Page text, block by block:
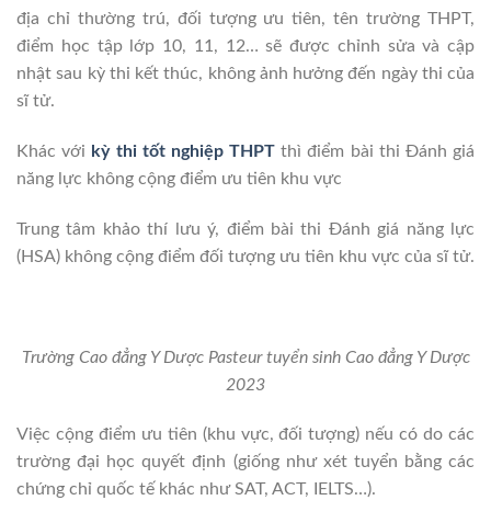
địa chỉ thường trú, đối tượng ưu tiên, tên trường THPT,
điểm học tập lớp 10, 11, 12… sẽ được chỉnh sửa và cập
nhật sau kỳ thi kết thúc, không ảnh hưởng đến ngày thi của
sĩ tử.
Khác với kỳ thi tốt nghiệp THPT thì điểm bài thi Đánh giá
năng lực không cộng điểm ưu tiên khu vực
Trung tâm khảo thí lưu ý, điểm bài thi Đánh giá năng lực
(HSA) không cộng điểm đối tượng ưu tiên khu vực của sĩ tử.
Trường Cao đẳng Y Dược Pasteur tuyển sinh Cao đẳng Y Dược
2023
Việc cộng điểm ưu tiên (khu vực, đối tượng) nếu có do các
trường đại học quyết định (giống như xét tuyển bằng các
chứng chỉ quốc tế khác như SAT, ACT, IELTS…).